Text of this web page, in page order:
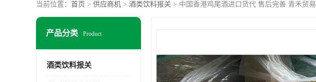
当前位置： 首页 > 供应商机 > 酒类饮料报关 > 中国香港鸡尾酒进口货代 售后完善 青禾贸易
产品分类 Product
酒类饮料报关